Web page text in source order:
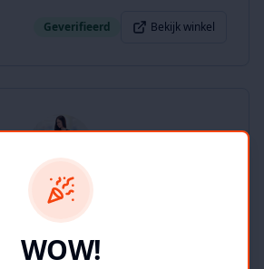
Geverifieerd Bekijk winkel
SUPERKOOPJES.BE
Geverifieerd
WOW!